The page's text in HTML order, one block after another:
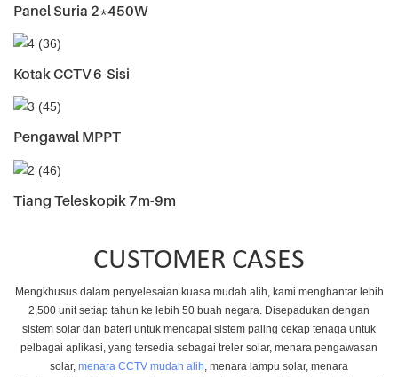
Panel Suria 2*450W
Kotak CCTV 6-Sisi
Pengawal MPPT
Tiang Teleskopik 7m-9m
CUSTOMER CASES
Mengkhusus dalam penyelesaian kuasa mudah alih, kami menghantar lebih
2,500 unit setiap tahun ke lebih 50 buah negara. Disepadukan dengan
sistem solar dan bateri untuk mencapai sistem paling cekap tenaga untuk
pelbagai aplikasi, yang tersedia sebagai treler solar, menara pengawasan
solar, menara CCTV mudah alih, menara lampu solar, menara